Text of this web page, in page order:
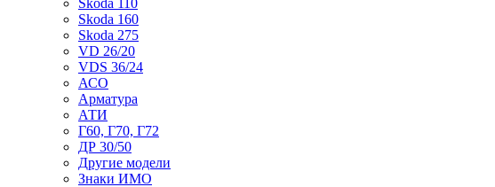
Skoda 110
Skoda 160
Skoda 275
VD 26/20
VDS 36/24
АСО
Арматура
АТИ
Г60, Г70, Г72
ДР 30/50
Другие модели
Знаки ИМО